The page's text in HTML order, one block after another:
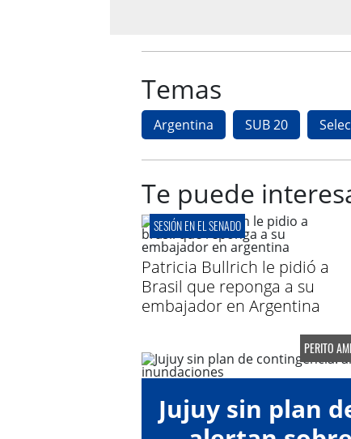
Temas
Argentina SUB 20
Te puede
SESIÓN EN EL SENADO
Patricia Bullrich le pidió a
Brasil que reponga a su
embajador en Argentina
PERITO
Jujuy sin plan